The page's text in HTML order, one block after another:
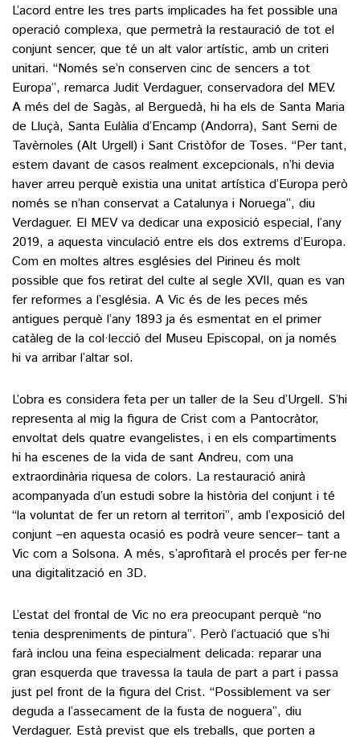
L’acord entre les tres parts implicades ha fet possible una
operació complexa, que permetrà la restauració de tot el
conjunt sencer, que té un alt valor artístic, amb un criteri
unitari. “Només se’n conserven cinc de sencers a tot
Europa”, remarca Judit Verdaguer, conservadora del MEV.
A més del de Sagàs, al Berguedà, hi ha els de Santa Maria
de Lluçà, Santa Eulàlia d’Encamp (Andorra), Sant Serni de
Tavèrnoles (Alt Urgell) i Sant Cristòfor de Toses. “Per tant,
estem davant de casos realment excepcionals, n’hi devia
haver arreu perquè existia una unitat artística d’Europa però
només se n’han conservat a Catalunya i Noruega”, diu
Verdaguer. El MEV va dedicar una exposició especial, l’any
2019, a aquesta vinculació entre els dos extrems d’Europa.
Com en moltes altres esglésies del Pirineu és molt
possible que fos retirat del culte al segle XVII, quan es van
fer reformes a l’església. A Vic és de les peces més
antigues perquè l’any 1893 ja és esmentat en el primer
catàleg de la col·lecció del Museu Episcopal, on ja només
hi va arribar l’altar sol.
L’obra es considera feta per un taller de la Seu d’Urgell. S’hi
representa al mig la figura de Crist com a Pantocràtor,
envoltat dels quatre evangelistes, i en els compartiments
hi ha escenes de la vida de sant Andreu, com una
extraordinària riquesa de colors. La restauració anirà
acompanyada d’un estudi sobre la història del conjunt i té
“la voluntat de fer un retorn al territori”, amb l’exposició del
conjunt –en aquesta ocasió es podrà veure sencer– tant a
Vic com a Solsona. A més, s’aprofitarà el procés per fer-ne
una digitalització en 3D.
L’estat del frontal de Vic no era preocupant perquè “no
tenia despreniments de pintura”. Però l’actuació que s’hi
farà inclou una feina especialment delicada: reparar una
gran esquerda que travessa la taula de part a part i passa
just pel front de la figura del Crist. “Possiblement va ser
deguda a l’assecament de la fusta de noguera”, diu
Verdaguer. Està previst que els treballs, que porten a